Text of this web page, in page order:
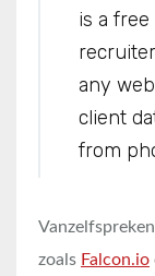
is a
any
client
from
zoals Falcon.io